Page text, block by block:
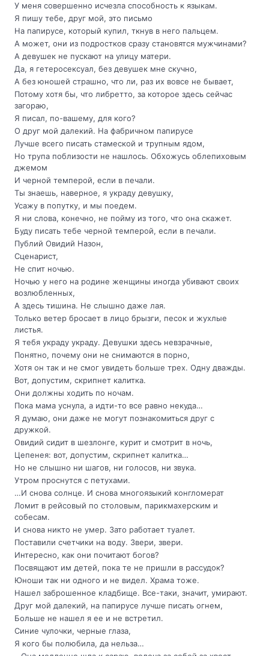
У меня совершенно исчезла способность к языкам.
Я пишу тебе, друг мой, это письмо
На папирусе, который купил, ткнув в него пальцем.
А может, они из подростков сразу становятся мужчинами?
А девушек не пускают на улицу матери.
Да, я гетеросексуал, без девушек мне скучно,
А без юношей страшно, что ли, раз их вовсе не бывает,
Потому хотя бы, что либретто, за которое здесь сейчас
загораю,
Я писал, по-вашему, для кого?
О друг мой далекий. На фабричном папирусе
Лучше всего писать стамеской и трупным ядом,
Но трупа поблизости не нашлось. Обхожусь облепиховым
джемом
И черной темперой, если в печали.
Ты знаешь, наверное, я украду девушку,
Усажу в попутку, и мы поедем.
Я ни слова, конечно, не пойму из того, что она скажет.
Буду писать тебе черной темперой, если в печали.
Публий Овидий Назон,
Сценарист,
Не спит ночью.
Ночью у него на родине женщины иногда убивают своих
возлюбленных,
А здесь тишина. Не слышно даже лая.
Только ветер бросает в лицо брызги, песок и жухлые
листья.
Я тебя украду украду. Девушки здесь невзрачные,
Понятно, почему они не снимаются в порно,
Хотя он так и не смог увидеть больше трех. Одну дважды.
Вот, допустим, скрипнет калитка.
Они должны ходить по ночам.
Пока мама уснула, а идти-то все равно некуда…
Я думаю, они даже не могут познакомиться друг с
дружкой.
Овидий сидит в шезлонге, курит и смотрит в ночь,
Цепенея: вот, допустим, скрипнет калитка…
Но не слышно ни шагов, ни голосов, ни звука.
Утром проснутся с петухами.
…И снова солнце. И снова многоязыкий конгломерат
Ломит в рейсовый по столовым, парикмахерским и
собесам.
И снова никто не умер. Зато работает туалет.
Поставили счетчики на воду. Звери, звери.
Интересно, как они почитают богов?
Посвящают им детей, пока те не пришли в рассудок?
Юноши так ни одного и не видел. Храма тоже.
Нашел заброшенное кладбище. Все-таки, значит, умирают.
Друг мой далекий, на папирусе лучше писать огнем,
Больше не нашел я ее и не встретил.
Синие чулочки, черные глаза,
Я кого бы полюбила, да нельза…